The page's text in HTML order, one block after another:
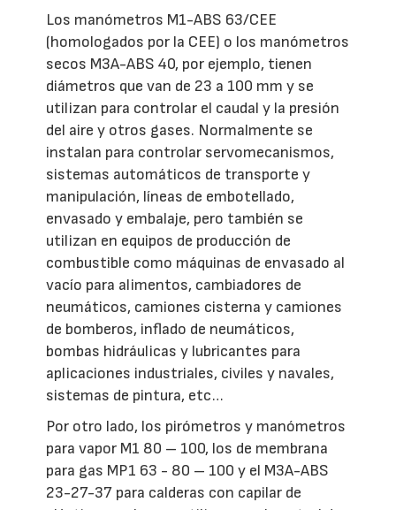
Los manómetros M1-ABS 63/CEE
(homologados por la CEE) o los manómetros
secos M3A-ABS 40, por ejemplo, tienen
diámetros que van de 23 a 100 mm y se
utilizan para controlar el caudal y la presión
del aire y otros gases. Normalmente se
instalan para controlar servomecanismos,
sistemas automáticos de transporte y
manipulación, líneas de embotellado,
envasado y embalaje, pero también se
utilizan en equipos de producción de
combustible como máquinas de envasado al
vacío para alimentos, cambiadores de
neumáticos, camiones cisterna y camiones
de bomberos, inflado de neumáticos,
bombas hidráulicas y lubricantes para
aplicaciones industriales, civiles y navales,
sistemas de pintura, etc…
Por otro lado, los pirómetros y manómetros
para vapor M1 80 – 100, los de membrana
para gas MP1 63 - 80 – 100 y el M3A-ABS
23-27-37 para calderas con capilar de